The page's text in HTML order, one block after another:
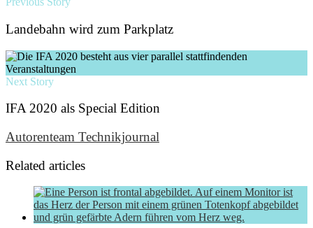
Landebahn wird zum Parkplatz
Next Story
IFA 2020 als Special Edition
Autorenteam Technikjournal
Related articles